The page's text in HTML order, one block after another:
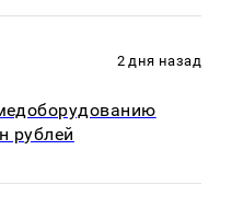
2 дня назад
рублей